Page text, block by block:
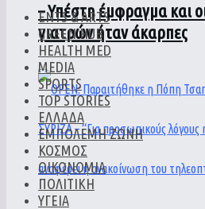
– Υπέστη έμφραγμα και
γιατρών ήταν άκαρπες
ENTS & ARTS
GREEN HUB
HEALTH MED
MEDIA
SPORTS
TOP STORIES
ΕΛΛΑΔΑ
ΕΜΠΟΛΕΜΗ ΖΩΝΗ
ΚΟΣΜΟΣ
ΟΙΚΟΝΟΜΙΑ
ΠΟΛΙΤΙΚΗ
ΥΓΕΙΑ